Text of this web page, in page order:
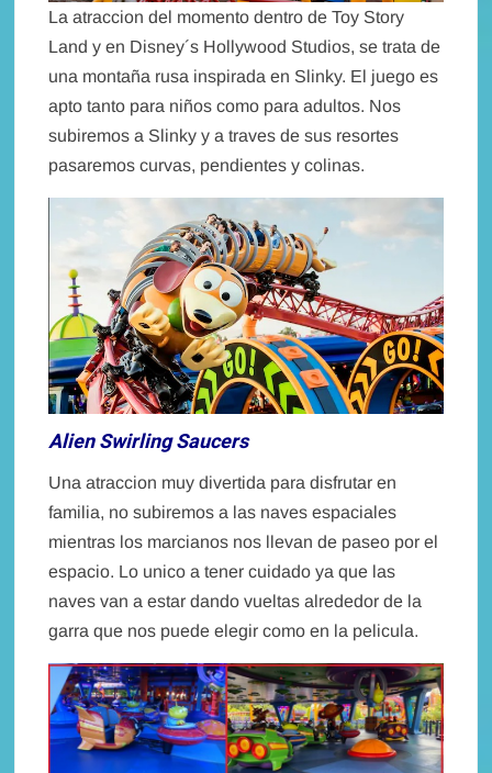
La atraccion del momento dentro de Toy Story
Land y en Disney´s Hollywood Studios, se trata de
una montaña rusa inspirada en Slinky. El juego es
apto tanto para niños como para adultos. Nos
subiremos a Slinky y a traves de sus resortes
pasaremos curvas, pendientes y colinas.
Alien Swirling Saucers
Una atraccion muy divertida para disfrutar en
familia, no subiremos a las naves espaciales
mientras los marcianos nos llevan de paseo por el
espacio. Lo unico a tener cuidado ya que las
naves van a estar dando vueltas alrededor de la
garra que nos puede elegir como en la pelicula.